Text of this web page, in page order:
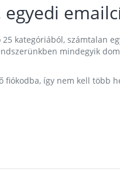
kategóriából, számtalan
mindegyik
így nem kell több